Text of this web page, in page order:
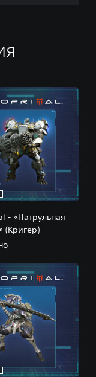
- «Патрульная
(Кригер)